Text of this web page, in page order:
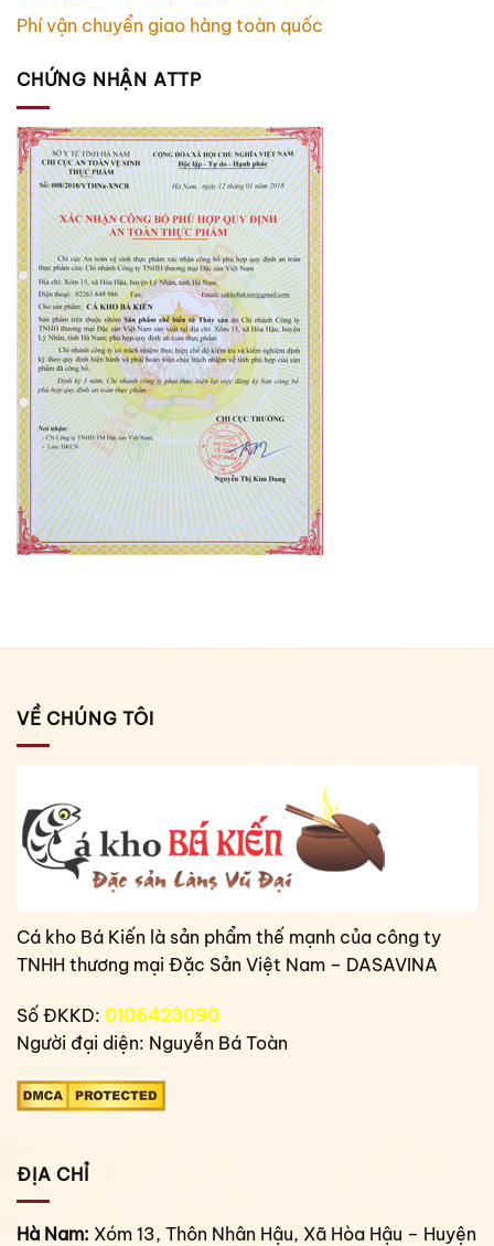
Phí vận chuyển giao hàng toàn quốc
CHỨNG NHẬN ATTP
VỀ CHÚNG TÔI
Cá kho Bá Kiến là sản phẩm thế mạnh của công ty
TNHH thương mại Đặc Sản Việt Nam – DASAVINA
Số ĐKKD: 0106423090
Người đại diện: Nguyễn Bá Toàn
ĐỊA CHỈ
Hà Nam: Xóm 13, Thôn Nhân Hậu, Xã Hòa Hậu – Huyện